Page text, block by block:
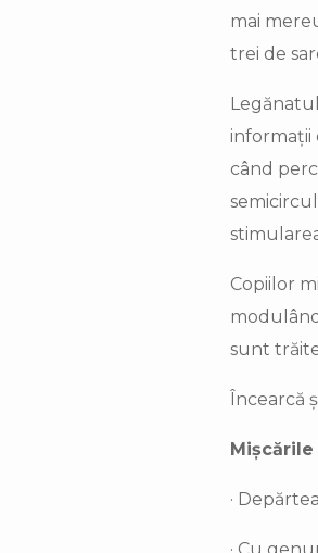
mai
trei de
informații
când
Copiilor
sunt
Încearcă
·
· Cu